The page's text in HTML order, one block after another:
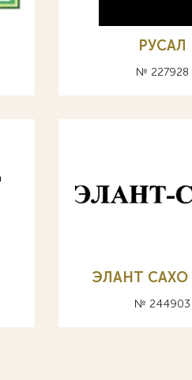
РУСАЛ
№ 227928
ЭЛАНТ САХО
№ 244903